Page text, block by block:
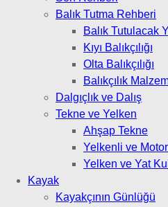
Balık Tutma Rehberi
Balık Tutulacak
Kıyı Balıkçılığı
Olta Balıkçılığı
Balıkçılık
Dalgıçlık ve Dalış
Tekne ve Yelken
Ahşap Tekne
Yelkenli ve
Yelken ve Yat
Kayak
Kayakçının Günlüğü